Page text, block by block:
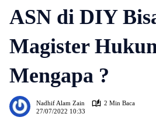
ASN di DIY
Magister
Mengapa ?
Nadhif Alam Zain
2 Min Baca
27/07/2022 10:33